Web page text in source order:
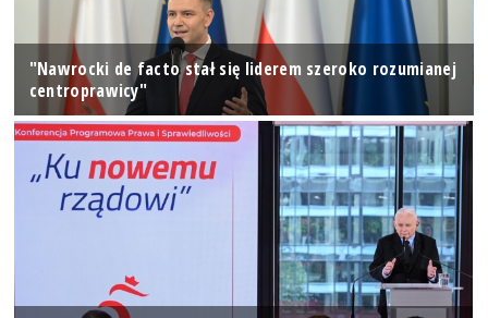
"Nawrocki de facto stał się liderem szeroko rozumianej
centroprawicy"